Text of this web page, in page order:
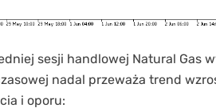
sesji handlowej Natural Gas
nadal przeważa trend
i oporu: